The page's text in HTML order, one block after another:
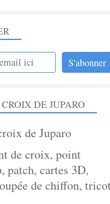
DE JUPARO
de croix, point
patch, cartes 3D,
de chiffon,